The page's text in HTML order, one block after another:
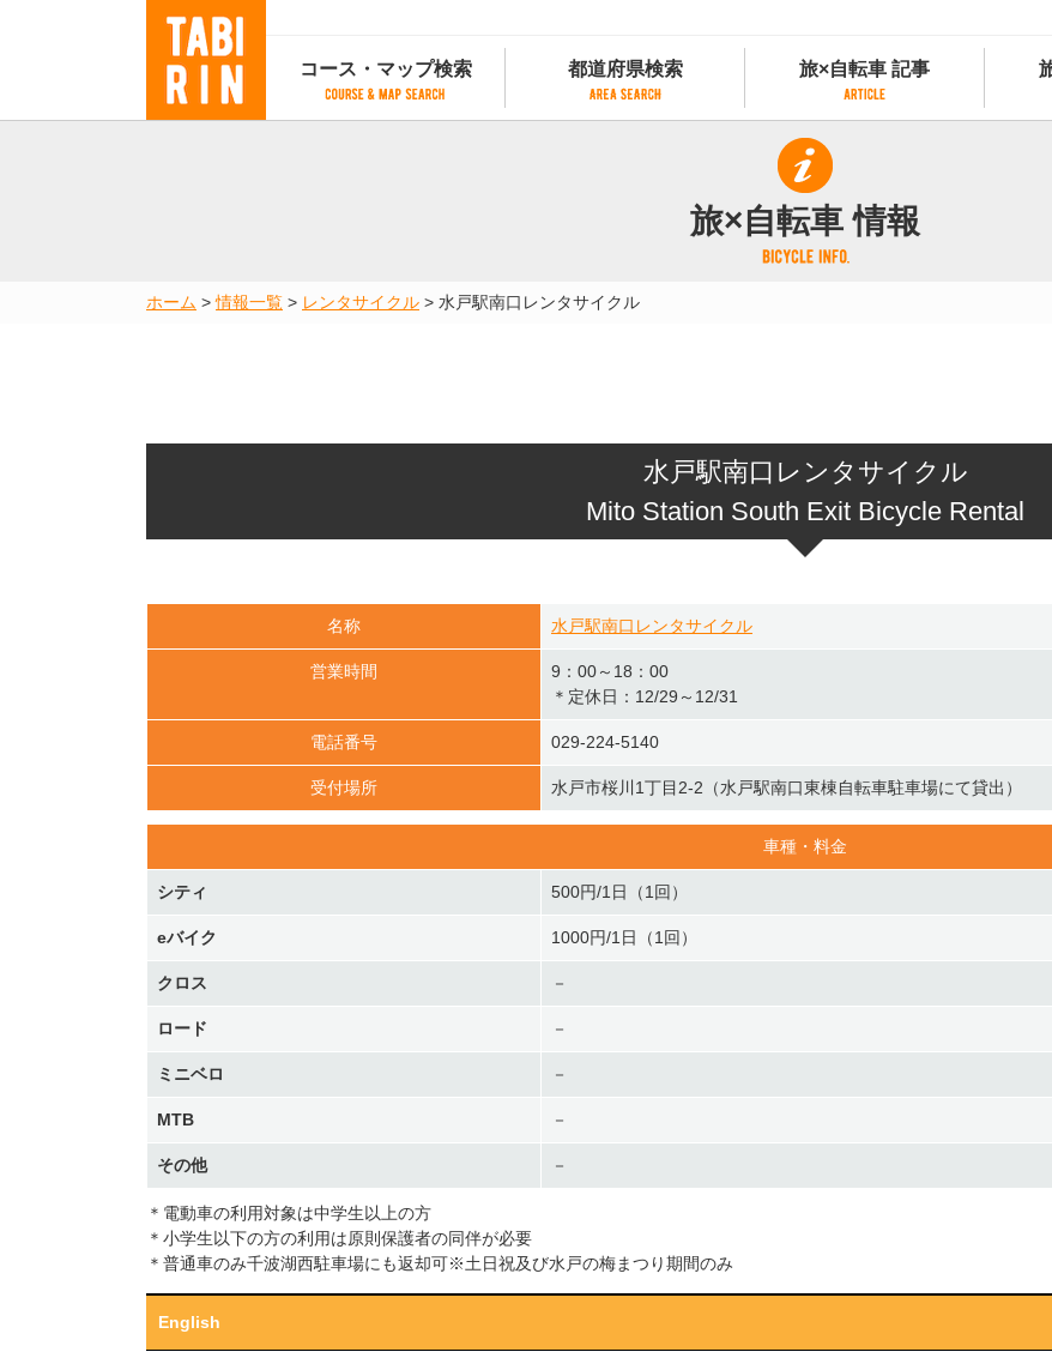
コース・マップ検索
地図から検索
都道府県検索
都道府県別サイクリング情報
都道府県アクセスランキング
旅×自転車 記事
旅×自転車 記事
記事一覧
カテゴリから探す
サイクリストにやさしい宿
サイクルトレイン
タンデム自転車があるレンタサイクル
レンタサイクルがある道の駅
旅×自転車 情報
ホーム >情報一覧 > レンタサイクル > 水戸駅南口レンタサイクル
水戸駅南口レンタサイクル
Mito Station South Exit Bicycle Rental
名称 水戸駅南口レンタサイクル
営業時間
9：00～18：00
＊定休日：12/29～12/31
電話番号 029-224-5140
受付場所 水戸市桜川1丁目2-2（水戸駅南口東棟自転車駐車場にて貸出）
車種・料金
シティ 500円/1日（1回）
eバイク 1000円/1日（1回）
クロス －
ロード －
ミニベロ －
MTB －
その他 －
＊電動車の利用対象は中学生以上の方
＊小学生以下の方の利用は原則保護者の同伴が必要
＊普通車のみ千波湖西駐車場にも返却可※土日祝及び水戸の梅まつり期間のみ
English